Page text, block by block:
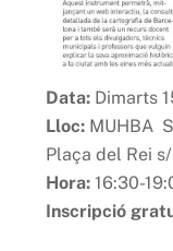
Data: Dimarts
Lloc: MUHBA
Plaça del Rei
Hora:16:30-
Inscripció